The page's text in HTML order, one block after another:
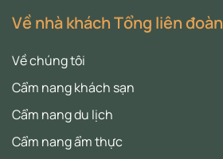
Về nhà khách Tổng liên đoàn
Về chúng tôi
Cẩm nang khách sạn
Cẩm nang du lịch
Cẩm nang ẩm thực